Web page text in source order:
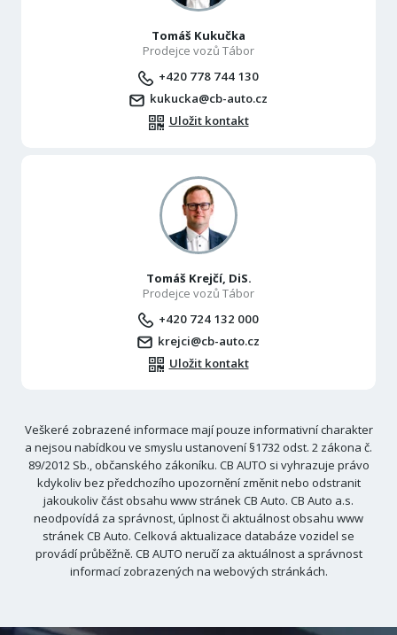
Tomáš Kukučka
Prodejce vozů Tábor
+420 778 744 130
kukucka@cb-auto.cz
Uložit kontakt
Tomáš Krejčí, DiS.
Prodejce vozů Tábor
+420 724 132 000
krejci@cb-auto.cz
Uložit kontakt
Veškeré zobrazené informace mají pouze informativní charakter
a nejsou nabídkou ve smyslu ustanovení §1732 odst. 2 zákona č.
89/2012 Sb., občanského zákoníku. CB AUTO si vyhrazuje právo
kdykoliv bez předchozího upozornění změnit nebo odstranit
jakoukoliv část obsahu www stránek CB Auto. CB Auto a.s.
neodpovídá za správnost, úplnost či aktuálnost obsahu www
stránek CB Auto. Celková aktualizace databáze vozidel se
provádí průběžně. CB AUTO neručí za aktuálnost a správnost
informací zobrazených na webových stránkách.